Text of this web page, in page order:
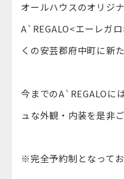
オールハウスのオリジ
A`REGALO<エーレガ
くの安芸郡府中町に新
今までのA`REGALOに
ュな外観・内装を是非
※完全予約制となってお